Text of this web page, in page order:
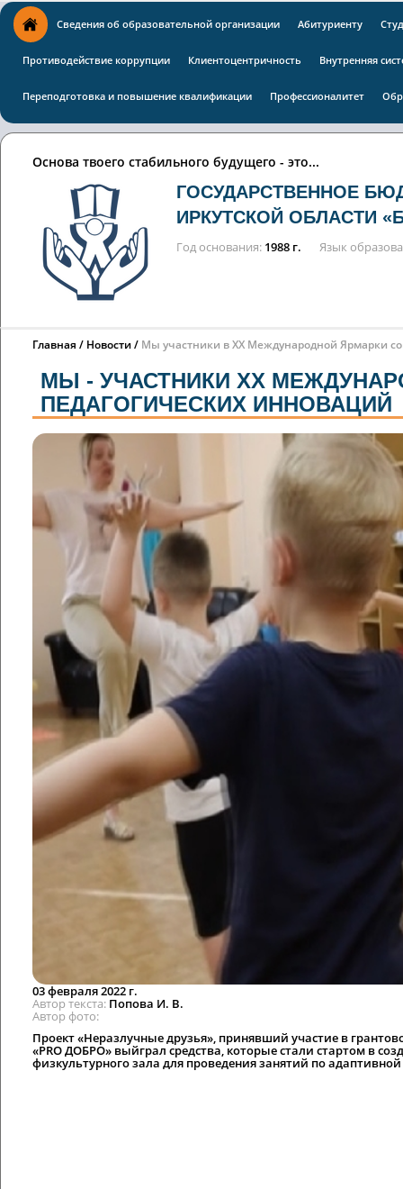
Сведения об образовательной организации Абитуриенту
Противодействие коррупции Клиентоцентричность Внутренняя
Переподготовка и повышение квалификации Профессионалитет
Основа твоего стабильного будущего - это...
ГОСУДАРСТВЕННОЕ
ИРКУТСКОЙ ОБЛАСТИ
Год основания 1988 г. Язык
Главная Новости Мы участники в XX Международной Ярмарки
МЫ - УЧАСТНИКИ XX
ПЕДАГОГИЧЕСКИХ ИННОВАЦИЙ
03 февраля 2022 г.
Автор текста Попова И. В.
Автор фото
Проект «Неразлучные друзья», принявший участие в
«PRO ДОБРО» выйграл средства, которые стали стартом в
физкультурного зала для проведения занятий по